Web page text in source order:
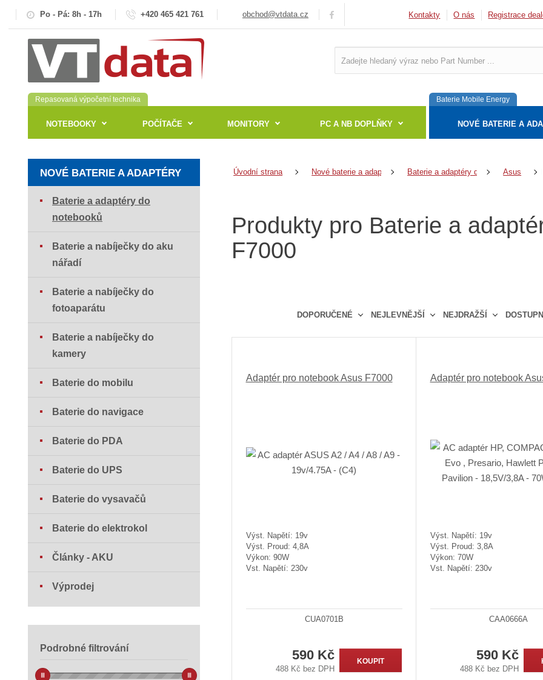
Po - Pá: 8h - 17h +420 465 421 761 obchod@vtdata.cz Kontakty O nás Registrace
Repasovaná výpočetní technika
NOTEBOOKY POČÍTAČE MONITORY PC A NB DOPLŇKY
Baterie Mobile Energy
NOVÉ BATERIE A
Úvodní strana Nové baterie a adaptéry Baterie a adaptéry do notebooků
Asus
Produkty pro Baterie a
F7000
DOPORUČENÉ NEJLEVNĚJŠÍ NEJDRAŽŠÍ
e
d
u
k
Adaptér pro notebook Asus F7000
Výst. Napětí: 19v
Výst. Proud: 4,8A
Výkon: 90W
Vst. Napětí: 230v
CUA0701B
590 Kč
488 Kč bez DPH
KOUPIT
Adaptér pro notebook
Výst. Napětí: 19v
Výst. Proud: 3,8A
Výkon: 70W
Vst. Napětí: 230v
CAA0666A
590 Kč
488 Kč bez DPH
NOVÉ BATERIE A ADAPTÉRY
Baterie a adaptéry do
notebooků
Baterie a nabíječky do aku
nářadí
Baterie a nabíječky do
fotoaparátu
Baterie a nabíječky do
kamery
Baterie do mobilu
Baterie do navigace
Baterie do PDA
Baterie do UPS
Baterie do vysavačů
Baterie do elektrokol
Články - AKU
Výprodej
Podrobné filtrování